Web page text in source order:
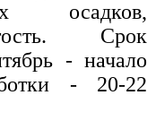
осадков,
Срок
- начало
- 20-22